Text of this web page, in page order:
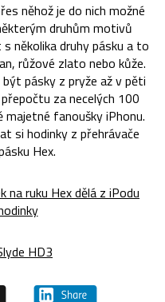
něhož je do nich možné
druhům motivů
několika druhy pásku a to
růžové zlato nebo kůže.
pásky z pryže až v pěti
za necelých 100
fanoušky iPhonu.
si hodinky z přehrávače
Hex.
na ruku Hex dělá z iPodu
HD3